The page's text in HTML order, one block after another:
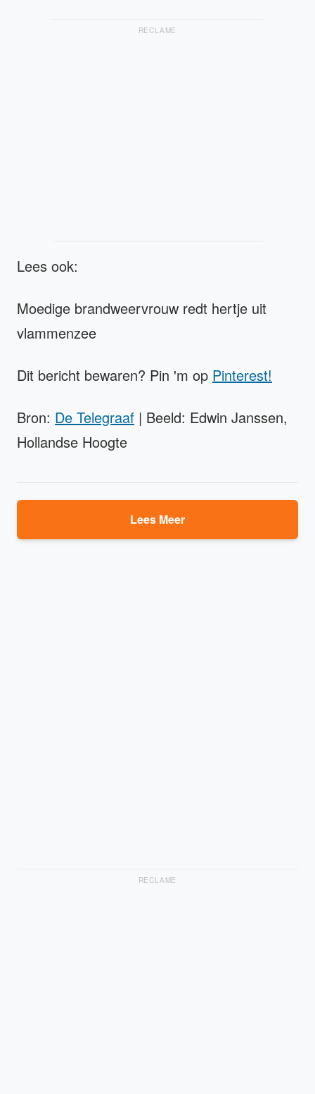
RECLAME
Lees ook:
Moedige brandweervrouw redt hertje uit
vlammenzee
Dit bericht bewaren? Pin 'm op Pinterest!
Bron: De Telegraaf | Beeld: Edwin Janssen,
Hollandse Hoogte
Lees Meer
RECLAME